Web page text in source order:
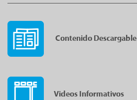
Contenido Descargable
Videos Informativos